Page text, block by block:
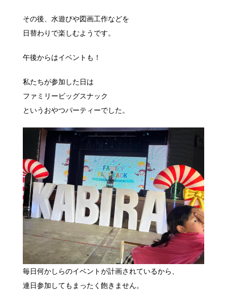
その後、水遊びや図画工作などを
日替わりで楽しむようです。
午後からはイベントも！
私たちが参加した日は
ファミリービッグスナック
というおやつパーティーでした。
毎日何かしらのイベントが計画されているから、
連日参加してもまったく飽きません。